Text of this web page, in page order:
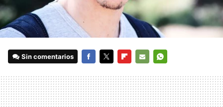
Sin comentarios
MAIL